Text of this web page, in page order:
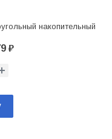
накопительный
₽